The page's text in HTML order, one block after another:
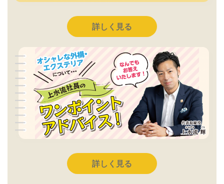
詳しく見る
詳しく見る